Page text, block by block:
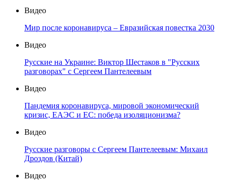
Видео
Мир после коронавируса – Евразийская повестка 2030
Видео
Русские на Украине: Виктор Шестаков в "Русских
разговорах" с Сергеем Пантелеевым
Видео
Пандемия коронавируса, мировой экономический
кризис, ЕАЭС и ЕС: победа изоляционизма?
Видео
Русские разговоры с Сергеем Пантелеевым: Михаил
Дроздов (Китай)
Видео